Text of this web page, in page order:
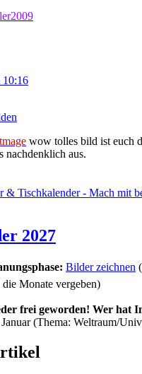
10:16
wow tolles bild ist euch
nachdenklich aus.
2027
Bilder zeichnen
die Monate vergeben)
frei geworden! Wer hat
(Thema: Weltraum/